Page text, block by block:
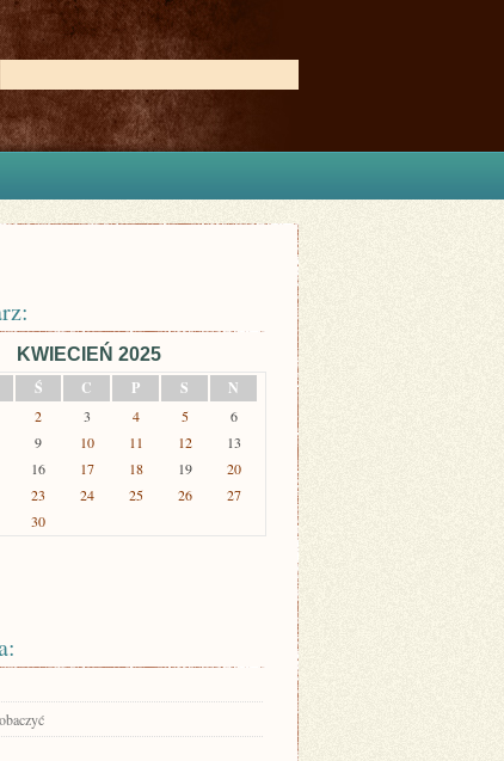
KWIECIEŃ 2025
Ś C P S N
2 3 4 5
6
9 10 11 12
13
16 17 18 19
20
23 24 25 26
27
30